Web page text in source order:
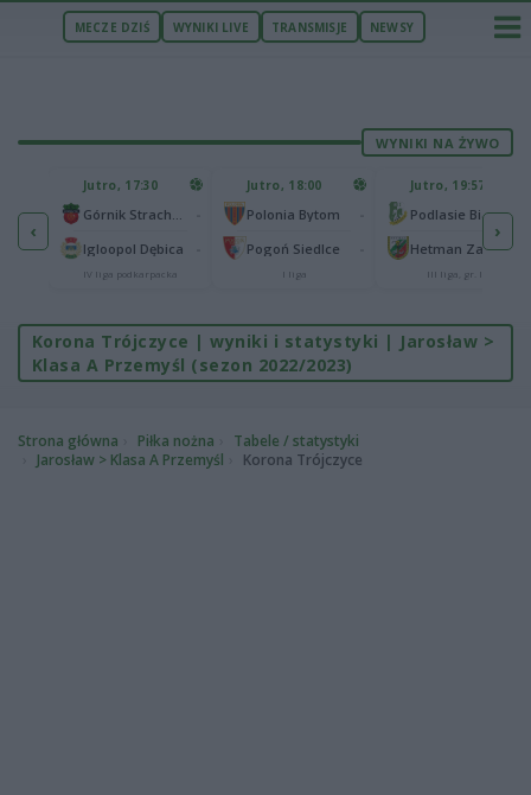
MECZE DZIŚ WYNIKI LIVE TRANSMISJE NEWSY
WYNIKI NA ŻYWO
‹
65
25
Jutro, 17:30
Igloopol Dębica
IV liga podkarpacka
Jutro, 18:00
Polonia Bytom
Pogoń Siedlce
I liga
Jutro, 19:57
Podlasie Biała Podlaska
Hetman Zamość
III liga, gr. IV
›
Korona Trójczyce | wyniki i statystyki | Jarosław >
Klasa A Przemyśl (sezon 2022/2023)
Strona główna Piłka nożna
Tabele / statystyki
Jarosław > Klasa A Przemyśl
Korona Trójczyce